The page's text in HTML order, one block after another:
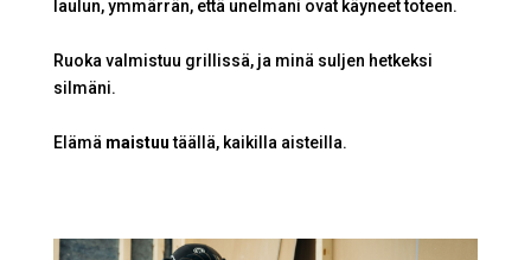
laulun, ymmärrän, että unelmani ovat käyneet toteen.
Ruoka valmistuu grillissä, ja minä suljen hetkeksi
silmäni.
Elämä maistuutäällä, kaikilla aisteilla.